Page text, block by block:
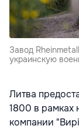
Завод
украинскую
Литва
1800 в рамках
компании